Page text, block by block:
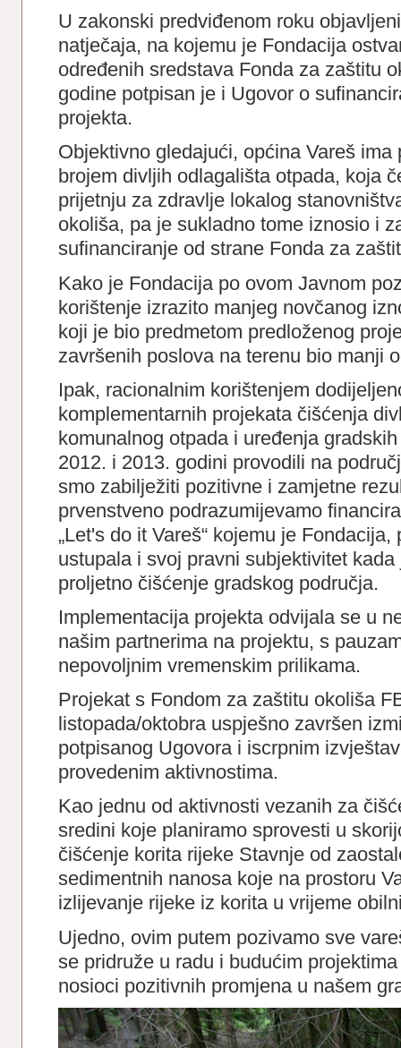
U zakonski predviđenom roku
natječaja, na kojemu je Fondacija
određenih sredstava Fonda za zaštitu
godine potpisan je i Ugovor o
projekta.
Objektivno gledajući, općina Vareš ima
brojem divljih odlagališta otpada, koja
prijetnju za zdravlje lokalog
okoliša, pa je sukladno tome iznosio i
sufinanciranje od strane Fonda za
Kako je Fondacija po ovom Javnom
korištenje izrazito manjeg novčanog
koji je bio predmetom predloženog
završenih poslova na terenu bio manji
Ipak, racionalnim korištenjem
komplementarnih projekata čišćenja
komunalnog otpada i uređenja
2012. i 2013. godini provodili na
smo zabilježiti pozitivne i zamjetne
prvenstveno podrazumijevamo
„Let's do it Vareš“ kojemu je
ustupala i svoj pravni subjektivitet
proljetno čišćenje gradskog područja.
Implementacija projekta odvijala se u
našim partnerima na projektu, s
nepovoljnim vremenskim prilikama.
Projekat s Fondom za zaštitu okoliša
listopada/oktobra uspješno završen
potpisanog Ugovora i iscrpnim
provedenim aktivnostima.
Kao jednu od aktivnosti vezanih za
sredini koje planiramo sprovesti u
čišćenje korita rijeke Stavnje od
sedimentnih nanosa koje na prostoru
izlijevanje rijeke iz korita u vrijeme
Ujedno, ovim putem pozivamo sve
se pridruže u radu i budućim
nosioci pozitivnih promjena u našem